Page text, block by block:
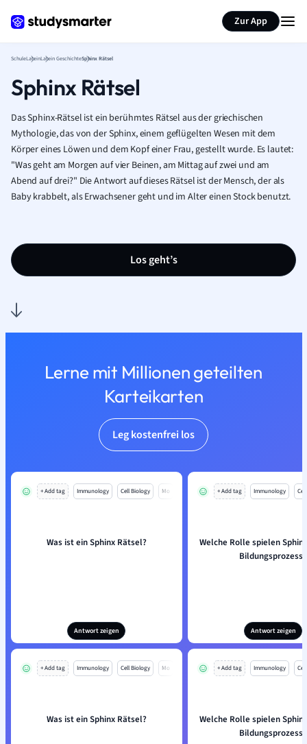
Zur App
SchuleLateinLatein GeschichteSphinx Rätsel
Sphinx Rätsel
Das Sphinx-Rätsel ist ein berühmtes Rätsel aus der griechischen
Mythologie, das von der Sphinx, einem geflügelten Wesen mit dem
Körper eines Löwen und dem Kopf einer Frau, gestellt wurde. Es lautet:
"Was geht am Morgen auf vier Beinen, am Mittag auf zwei und am
Abend auf drei?" Die Antwort auf dieses Rätsel ist der Mensch, der als
Baby krabbelt, als Erwachsener geht und im Alter einen Stock benutzt.
Los geht’s
Lerne mit Millionen geteilten
Karteikarten
Leg kostenfrei los
+ Add tag Immunology Cell Biology Mo
Was ist ein Sphinx Rätsel?
Antwort zeigen
+ Add tag Immunology
Welche Rolle spielen
Bildungsprozess?
Antwort zeigen
+ Add tag Immunology Cell Biology Mo
Was ist ein Sphinx Rätsel?
+ Add tag Immunology
Welche Rolle spielen
Bildungsprozess?
Seite zusammenfassen